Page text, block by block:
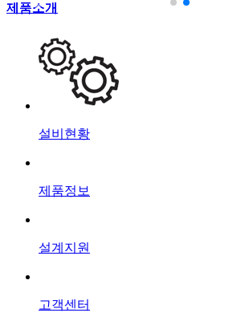
제품소개
제품소개
제품소개
제품소개
설비현황
제품정보
설계지원
고객센터